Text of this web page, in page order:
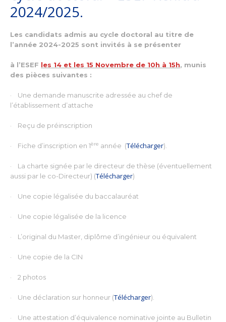
2024/2025.
Les candidats admis au cycle doctoral au titre de
l’année 2024-2025 sont invités à se présenter
à l’ESEF les 14 et les 15 Novembre de 10h à 15h, munis
des pièces suivantes :
· Une demande manuscrite adressée au chef de
l’établissement d’attache
· Reçu de préinscription
· Fiche d’inscription en 1ère année (Télécharger).
· La charte signée par le directeur de thèse (éventuellement
aussi par le co-Directeur) (Télécharger)
· Une copie légalisée du baccalauréat
· Une copie légalisée de la licence
· L’original du Master, diplôme d’ingénieur ou équivalent
· Une copie de la CIN
· 2 photos
· Une déclaration sur honneur (Télécharger).
· Une attestation d’équivalence nominative jointe au Bulletin